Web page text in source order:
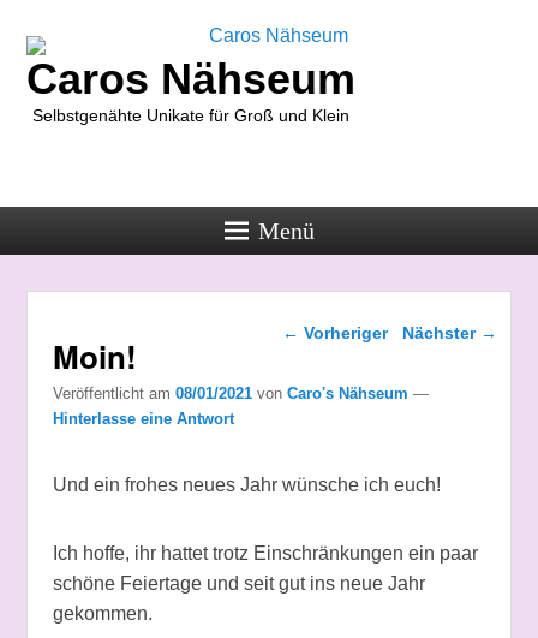
Caros Nähseum
Selbstgenähte Unikate für Groß und Klein
Menü
Beitragsnavigation
← Vorheriger Nächster →
Moin!
Veröffentlicht am 08/01/2021 von Caro's Nähseum —
Hinterlasse eine Antwort
Und ein frohes neues Jahr wünsche ich euch!
Ich hoffe, ihr hattet trotz Einschränkungen ein paar
schöne Feiertage und seit gut ins neue Jahr
gekommen.